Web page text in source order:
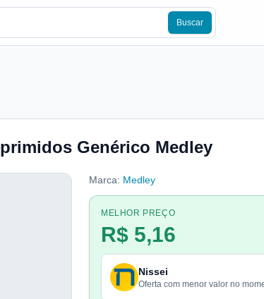
Buscar
Genérico Medley
Marca: Medley
MELHOR PREÇO
R$ 5,16
Nissei
Oferta com menor valor no